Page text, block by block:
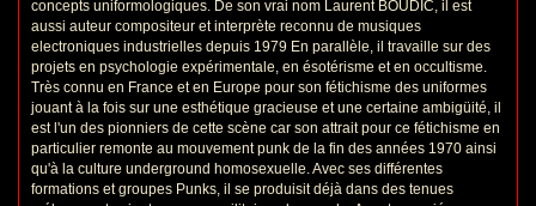
concepts uniformologiques. De son vrai nom Laurent BOUDIC, il est
aussi auteur compositeur et interprète reconnu de musiques
electroniques industrielles depuis 1979 En parallèle, il travaille sur des
projets en psychologie expérimentale, en ésotérisme et en occultisme.
Très connu en France et en Europe pour son fétichisme des uniformes
jouant à la fois sur une esthétique gracieuse et une certaine ambigüité, il
est l'un des pionniers de cette scène car son attrait pour ce fétichisme en
particulier remonte au mouvement punk de la fin des années 1970 ainsi
qu'à la culture underground homosexuelle. Avec ses différentes
formations et groupes Punks, il se produisit déjà dans des tenues